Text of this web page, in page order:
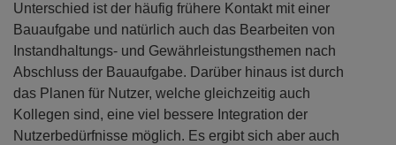
Unterschied ist der häufig frühere Kontakt mit einer
Bauaufgabe und natürlich auch das Bearbeiten von
Instandhaltungs- und Gewährleistungsthemen nach
Abschluss der Bauaufgabe. Darüber hinaus ist durch
das Planen für Nutzer, welche gleichzeitig auch
Kollegen sind, eine viel bessere Integration der
Nutzerbedürfnisse möglich. Es ergibt sich aber auch